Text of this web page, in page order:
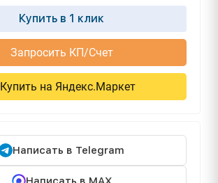
Купить в 1 клик
Запросить КП/Счет
Купить на Яндекс.Маркет
Написать в Telegram